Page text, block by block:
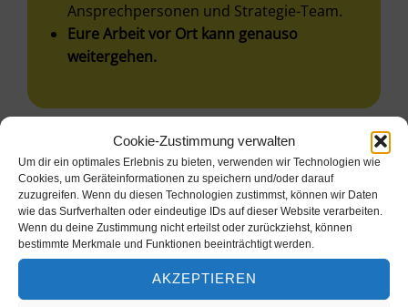
Cookie-Zustimmung verwalten
Um dir ein optimales Erlebnis zu bieten, verwenden wir Technologien wie
Cookies, um Geräteinformationen zu speichern und/oder darauf
zuzugreifen. Wenn du diesen Technologien zustimmst, können wir Daten
wie das Surfverhalten oder eindeutige IDs auf dieser Website verarbeiten.
Wenn du deine Zustimmung nicht erteilst oder zurückziehst, können
bestimmte Merkmale und Funktionen beeinträchtigt werden.
AKZEPTIEREN
Ansprechpersonen und Strategie-Team.
Eure Arbeit vor Ort kann genauso
weitergehen.
Die Idee: Im neuen Kirche Kunterbunt Verein
beteiligt sich deshalb jede der 500 Initiativen mit
einem jährlichen Ermöglichungsbeitrag von 250
€.
Wenn alle Initiativen diesen Beitrag leisten,
können so rund 125.000 € pro Jahr für die